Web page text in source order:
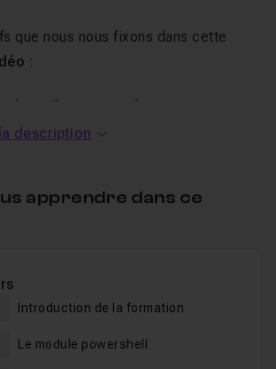
que nous nous fixons dans cette
:
des utilisateurs et des groupes.
tâches routinières de gestion des
des requêtes avancées) LDAP.
de l’Active Directory.
question “Qui a fait cela?”. Effectuez le
des journaux d’événements, des
description
apprendre dans ce
Introduction de la formation
Le module powershell